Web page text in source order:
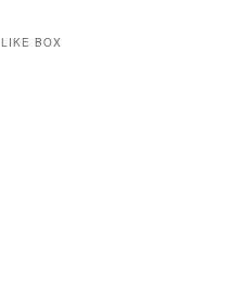
LIKE BOX